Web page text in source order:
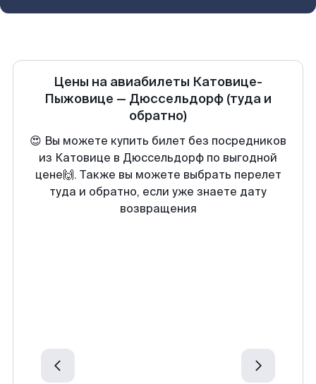
Цены на авиабилеты Катовице-
Пыжовице — Дюссельдорф (туда и
обратно)
😍 Вы можете купить билет без посредников
из Катовице в Дюссельдорф по выгодной
цене🙌. Также вы можете выбрать перелет
туда и обратно, если уже знаете дату
возвращения